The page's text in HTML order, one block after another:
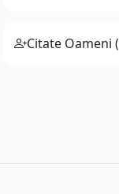
Citate Oameni